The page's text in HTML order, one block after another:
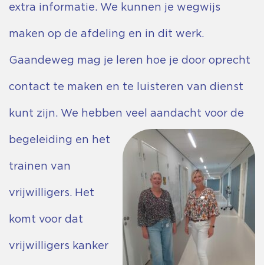
extra informatie. We kunnen je wegwijs
maken op de afdeling en in dit werk.
Gaandeweg mag je leren hoe je door oprecht
contact te maken en te luisteren van dienst
kunt zijn. We hebben veel aandacht voor de
begeleiding en het
trainen van
vrijwilligers. Het
komt voor dat
vrijwilligers kanker